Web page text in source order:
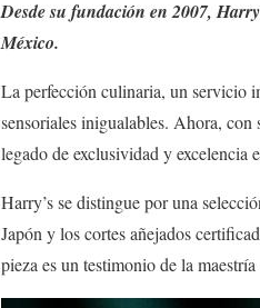
Desde su fundación en 2007,
México.
La perfección culinaria, un servicio
sensoriales inigualables. Ahora,
legado de exclusividad y excelencia
Harry’s se distingue por una
Japón y los cortes añejados
pieza es un testimonio de la